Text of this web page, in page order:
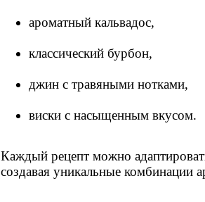
ароматный кальвадос,
классический бурбон,
джин с травяными нотками,
виски с насыщенным вкусом.
Каждый рецепт можно
создавая уникальные комбинации